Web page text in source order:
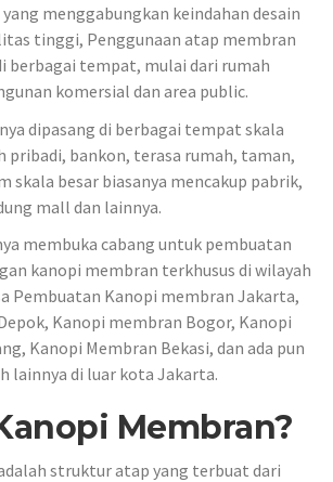
menggabungkan keindahan desain
tinggi, Penggunaan atap membran
berbagai tempat, mulai dari rumah
komersial dan area public.
dipasang di berbagai tempat skala
pribadi, bankon, terasa rumah, taman,
skala besar biasanya mencakup pabrik,
mall dan lainnya.
membuka cabang untuk pembuatan
kanopi membran terkhusus di wilayah
Pembuatan Kanopi membran Jakarta,
Kanopi membran Bogor, Kanopi
Kanopi Membran Bekasi, dan ada pun
lainnya di luar kota Jakarta.
Membran?
struktur atap yang terbuat dari